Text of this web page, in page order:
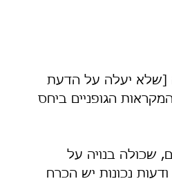
[שלא יעלה על הדעת
הגופניים ביחס
שכולה בנויה על
נכונות יש הכרח